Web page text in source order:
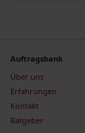
Auftragsbank
Über uns
Erfahrungen
Kontakt
Ratgeber